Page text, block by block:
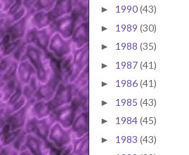
► 1990(43)
► 1989 (30)
► 1988 (35)
► 1987(41)
► 1986(41)
► 1985 (43)
► 1984(45)
► 1983 (43)